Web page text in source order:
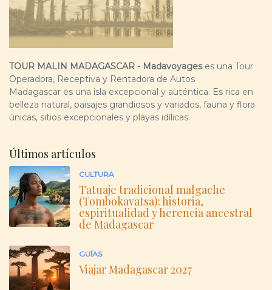
TOUR MALIN MADAGASCAR - Madavoyageses una Tour
Operadora, Receptiva y Rentadora de Autos
Madagascar es una isla excepcional y auténtica. Es rica en
belleza natural, paisajes grandiosos y variados, fauna y flora
únicas, sitios excepcionales y playas idílicas.
Últimos artículos
CULTURA
Tatuaje tradicional malgache
(Tombokavatsa): historia,
espiritualidad y herencia ancestral
de Madagascar
GUÍAS
Viajar Madagascar 2027